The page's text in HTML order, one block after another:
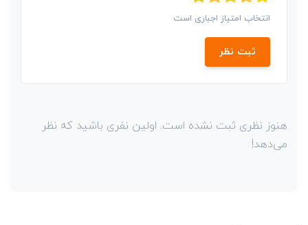
انتخاب امتیاز اجباری است
ثبت نظر
هنوز نظری ثبت نشده است. اولین نفری باشید که نظر
می‌دهد!